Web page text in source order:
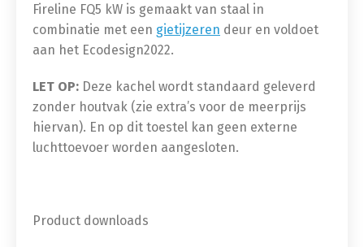
Fireline FQ5 kW is gemaakt van staal in
combinatie met een gietijzeren deur en voldoet
aan het Ecodesign2022.
LET OP: Deze kachel wordt standaard geleverd
zonder houtvak (zie extra’s voor de meerprijs
hiervan). En op dit toestel kan geen externe
luchttoevoer worden aangesloten.
Product downloads